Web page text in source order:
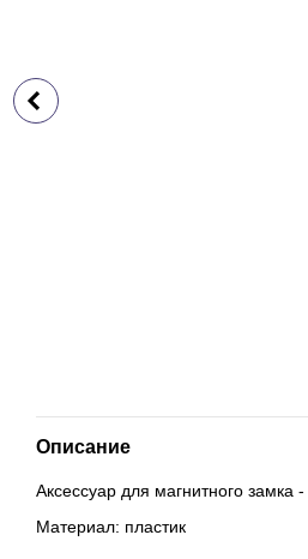
Описание
Аксессуар для магнитного замка -
Материал: пластик